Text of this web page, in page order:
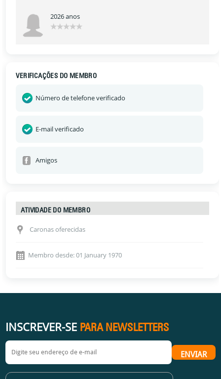
2026 anos
VERIFICAÇÕES DO MEMBRO
Número de telefone verificado
E-mail verificado
Amigos
ATIVIDADE DO MEMBRO
Caronas oferecidas
Membro desde: 01 January 1970
INSCREVER-SE PARA NEWSLETTERS